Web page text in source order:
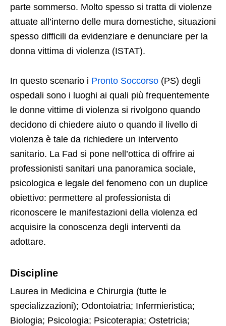
parte sommerso. Molto spesso si tratta di violenze
attuate all’interno delle mura domestiche, situazioni
spesso difficili da evidenziare e denunciare per la
donna vittima di violenza (ISTAT).
In questo scenario i Pronto Soccorso (PS) degli
ospedali sono i luoghi ai quali più frequentemente
le donne vittime di violenza si rivolgono quando
decidono di chiedere aiuto o quando il livello di
violenza è tale da richiedere un intervento
sanitario. La Fad si pone nell’ottica di offrire ai
professionisti sanitari una panoramica sociale,
psicologica e legale del fenomeno con un duplice
obiettivo: permettere al professionista di
riconoscere le manifestazioni della violenza ed
acquisire la conoscenza degli interventi da
adottare.
Discipline
Laurea in Medicina e Chirurgia (tutte le
specializzazioni); Odontoiatria; Infermieristica;
Biologia; Psicologia; Psicoterapia; Ostetricia;